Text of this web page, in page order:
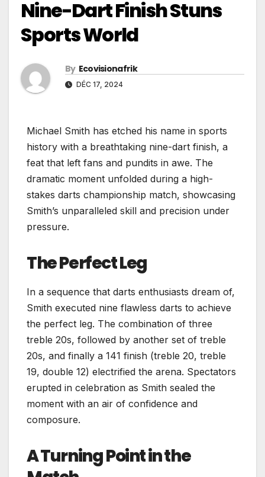
Nine-Dart Finish Stuns
Sports World
By Ecovisionafrik
DÉC 17, 2024
Michael Smith has etched his name in sports
history with a breathtaking nine-dart finish, a
feat that left fans and pundits in awe. The
dramatic moment unfolded during a high-
stakes darts championship match, showcasing
Smith’s unparalleled skill and precision under
pressure.
The Perfect Leg
In a sequence that darts enthusiasts dream of,
Smith executed nine flawless darts to achieve
the perfect leg. The combination of three
treble 20s, followed by another set of treble
20s, and finally a 141 finish (treble 20, treble
19, double 12) electrified the arena. Spectators
erupted in celebration as Smith sealed the
moment with an air of confidence and
composure.
A Turning Point in the